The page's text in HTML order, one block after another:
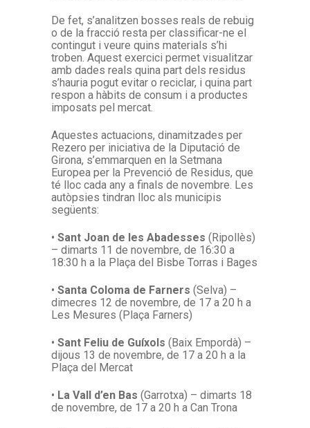
De fet, s’analitzen bosses reals de rebuig
o de la fracció resta per classificar-ne el
contingut i veure quins materials s’hi
troben. Aquest exercici permet visualitzar
amb dades reals quina part dels residus
s’hauria pogut evitar o reciclar, i quina part
respon a hàbits de consum i a productes
imposats pel mercat.
Aquestes actuacions, dinamitzades per
Rezero per iniciativa de la Diputació de
Girona, s’emmarquen en la Setmana
Europea per la Prevenció de Residus, que
té lloc cada any a finals de novembre. Les
autòpsies tindran lloc als municipis
següents:
• Sant Joan de les Abadesses (Ripollès)
– dimarts 11 de novembre, de 16:30 a
18:30 h a la Plaça del Bisbe Torras i Bages
• Santa Coloma de Farners (Selva) –
dimecres 12 de novembre, de 17 a 20 h a
Les Mesures (Plaça Farners)
• Sant Feliu de Guíxols (Baix Empordà) –
dijous 13 de novembre, de 17 a 20 h a la
Plaça del Mercat
• La Vall d’en Bas (Garrotxa) – dimarts 18
de novembre, de 17 a 20 h a Can Trona